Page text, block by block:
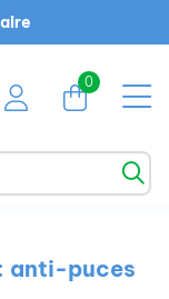
0
anti-puces